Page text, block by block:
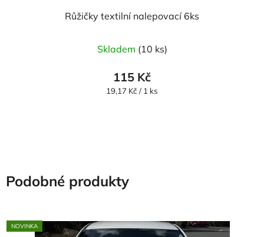
Růžičky textilní nalepovací 6ks
hodnocení
produktu
je
Skladem (10 ks)
115 Kč
Měrná
19,17 Kč / 1 ks
Podobné produkty
NOVINKA